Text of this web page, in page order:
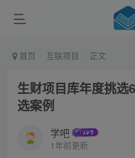
首页 互联项目 正文
生财项目库年度挑选
选案例
学吧
1年前更新